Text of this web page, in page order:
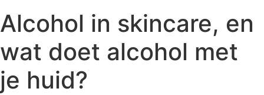
Alcohol in skincare, en
wat doet alcohol met
je huid?